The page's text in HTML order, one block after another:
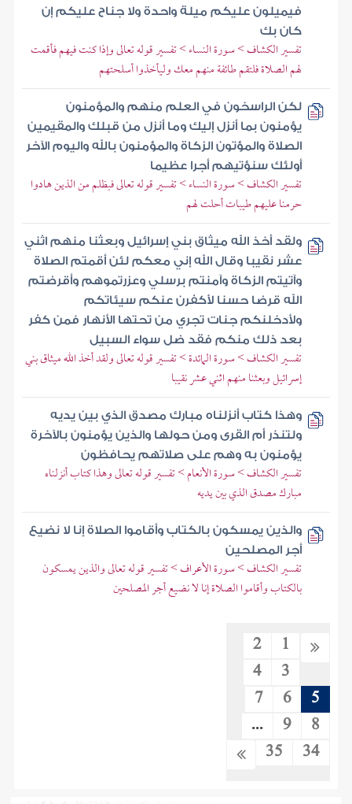
فيميلون عليكم ميلة واحدة ولا جناح عليكم إن
كان بك
تفسير الكشاف > سورة النساء > تفسير قوله تعالى وإذا كنت فيهم فأقمت
لهم الصلاة فلتقم طائفة منهم معك وليأخذوا أسلحتهم
لكن الراسخون في العلم منهم والمؤمنون
يؤمنون بما أنزل إليك وما أنزل من قبلك والمقيمين
الصلاة والمؤتون الزكاة والمؤمنون بالله واليوم الآخر
أولئك سنؤتيهم أجرا عظيما
تفسير الكشاف > سورة النساء > تفسير قوله تعالى فبظلم من الذين هادوا
حرمنا عليهم طيبات أحلت لهم
ولقد أخذ الله ميثاق بني إسرائيل وبعثنا منهم اثني
عشر نقيبا وقال الله إني معكم لئن أقمتم الصلاة
وآتيتم الزكاة وآمنتم برسلي وعزرتموهم وأقرضتم
الله قرضا حسنا لأكفرن عنكم سيئاتكم
ولأدخلنكم جنات تجري من تحتها الأنهار فمن كفر
بعد ذلك منكم فقد ضل سواء السبيل
تفسير الكشاف > سورة المائدة > تفسير قوله تعالى ولقد أخذ الله ميثاق بني
إسرائيل وبعثنا منهم اثني عشر نقيبا
وهذا كتاب أنزلناه مبارك مصدق الذي بين يديه
ولتنذر أم القرى ومن حولها والذين يؤمنون بالآخرة
يؤمنون به وهم على صلاتهم يحافظون
تفسير الكشاف > سورة الأنعام > تفسير قوله تعالى وهذا كتاب أنزلناه
مبارك مصدق الذي بين يديه
والذين يمسكون بالكتاب وأقاموا الصلاة إنا لا نضيع
أجر المصلحين
تفسير الكشاف > سورة الأعراف > تفسير قوله تعالى والذين يمسكون
بالكتاب وأقاموا الصلاة إنا لا نضيع أجر المصلحين
1
2
3
4
5
6
7
8
9
...
34
35